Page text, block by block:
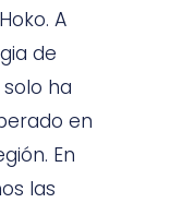
A
de
ha
en
En
las